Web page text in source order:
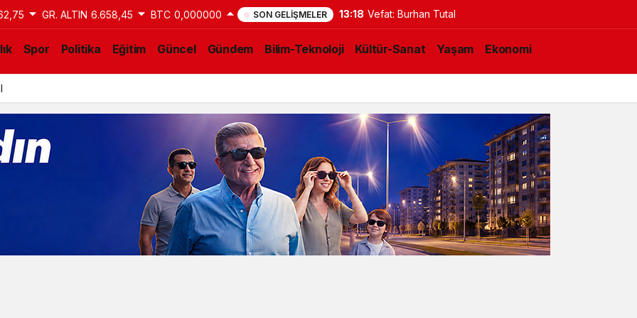
GR. ALTIN 6.658,45 BTC 0,000000 SON GELIŞMELER 13:18 Vefat: Burhan Tutal
Spor Politika Eğitim Güncel Gündem Bilim-Teknoloji Kültür-Sanat Yaşam Ekonomi